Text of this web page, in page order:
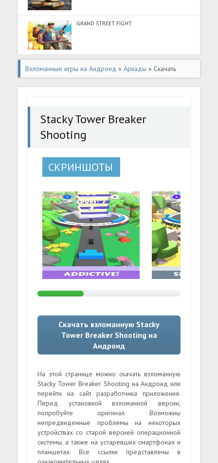
GRAND STREET FIGHT
Взломанные игры на Андроид »Аркады » Скачать
Stacky Tower Breaker Shooting (Много денег) на
Stacky Tower Breaker
Shooting
СКРИНШОТЫ
Скачать взломанную Stacky
Tower Breaker Shooting на
Андроид
На этой странице можно скачать взломанную
Stacky Tower Breaker Shooting на Андроид или
перейти на сайт разработчика приложения.
Перед установкой взломанной версии,
попробуйте оригинал. Возможны
непредвиденные проблемы на некоторых
устройствах со старой версией операционной
системы, а также на устаревших смартфонах и
планшетах. Все ссылки представлены в